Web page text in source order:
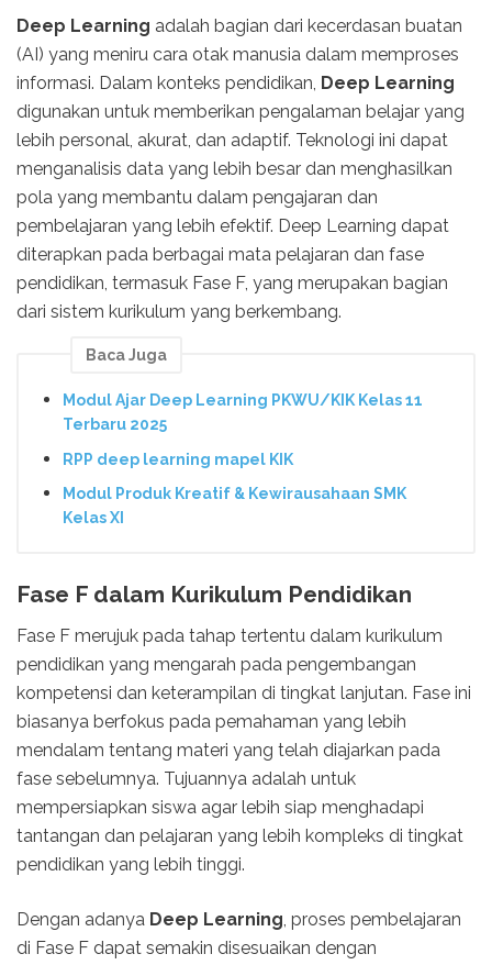
Deep Learning adalah bagian dari kecerdasan buatan
(AI) yang meniru cara otak manusia dalam memproses
informasi. Dalam konteks pendidikan, Deep Learning
digunakan untuk memberikan pengalaman belajar yang
lebih personal, akurat, dan adaptif. Teknologi ini dapat
menganalisis data yang lebih besar dan menghasilkan
pola yang membantu dalam pengajaran dan
pembelajaran yang lebih efektif. Deep Learning dapat
diterapkan pada berbagai mata pelajaran dan fase
pendidikan, termasuk Fase F, yang merupakan bagian
dari sistem kurikulum yang berkembang.
Baca Juga
Modul Ajar Deep Learning PKWU/KIK Kelas 11
Terbaru 2025
RPP deep learning mapel KIK
Modul Produk Kreatif & Kewirausahaan SMK
Kelas XI
Fase F dalam Kurikulum Pendidikan
Fase F merujuk pada tahap tertentu dalam kurikulum
pendidikan yang mengarah pada pengembangan
kompetensi dan keterampilan di tingkat lanjutan. Fase ini
biasanya berfokus pada pemahaman yang lebih
mendalam tentang materi yang telah diajarkan pada
fase sebelumnya. Tujuannya adalah untuk
mempersiapkan siswa agar lebih siap menghadapi
tantangan dan pelajaran yang lebih kompleks di tingkat
pendidikan yang lebih tinggi.
Dengan adanya Deep Learning, proses pembelajaran
di Fase F dapat semakin disesuaikan dengan